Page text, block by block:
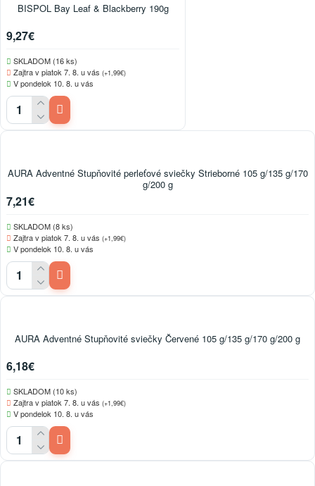
BISPOL Bay Leaf & Blackberry 190g
9,27€
SKLADOM (16 ks)
Zajtra v piatok 7. 8. u vás (+1,99€)
V pondelok 10. 8. u vás
AURA Adventné Stupňovité perleťové sviečky Strieborné 105 g/135 g/170
g/200 g
7,21€
SKLADOM (8 ks)
Zajtra v piatok 7. 8. u vás (+1,99€)
V pondelok 10. 8. u vás
AURA Adventné Stupňovité sviečky Červené 105 g/135 g/170 g/200 g
6,18€
SKLADOM (10 ks)
Zajtra v piatok 7. 8. u vás (+1,99€)
V pondelok 10. 8. u vás